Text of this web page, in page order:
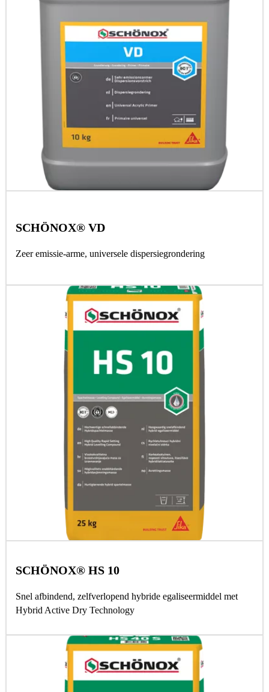
SCHÖNOX® VD
Zeer emissie-arme, universele dispersiegrondering
SCHÖNOX® HS 10
Snel afbindend, zelfverlopend hybride egaliseermiddel met
Hybrid Active Dry Technology